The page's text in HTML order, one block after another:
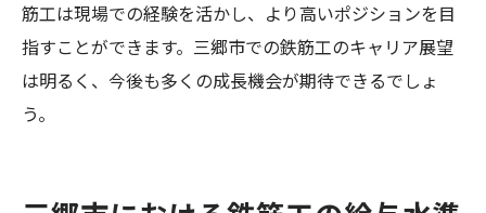
筋工は現場での経験を活かし、より高いポジションを目
指すことができます。三郷市での鉄筋工のキャリア展望
は明るく、今後も多くの成長機会が期待できるでしょ
う。